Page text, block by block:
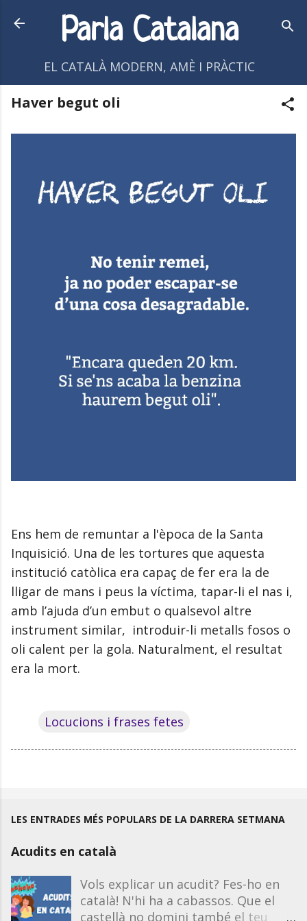
Salta al contingut principal
Parla Catalana
EL CATALÀ MODERN, AMÈ I PRÀCTIC
Haver begut oli
Ens hem de remuntar a l'època de la Santa
Inquisició. Una de les tortures que aquesta
institució catòlica era capaç de fer era la de
lligar de mans i peus la víctima, tapar-li el nas i,
amb l’ajuda d’un embut o qualsevol altre
instrument similar, introduir-li metalls fosos o
oli calent per la gola. Naturalment, el resultat
era la mort.
Locucions i frases fetes
LES ENTRADES MÉS POPULARS DE LA DARRERA SETMANA
Acudits en català
Vols explicar un acudit? Fes-ho en
català! N'hi ha a cabassos. Que el
castellà no domini també el teu